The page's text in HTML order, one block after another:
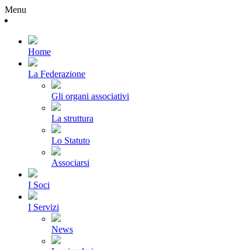
Menu
Home
La Federazione
Gli organi associativi
La struttura
Lo Statuto
Associarsi
I Soci
I Servizi
News